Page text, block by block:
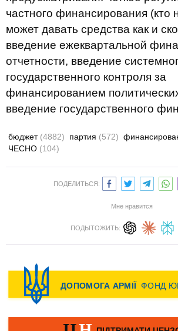
частного финансирования (кто
может давать средства как и
введение ежеквартальной
отчетности, введение
государственного контроля за
финансированием
введение государственного
бюджет (4882) партия (572)
ЧЕСНО (104)
ПОДЕЛИТЬСЯ:
Мне нравится
ПОДЫТОЖИТЬ: